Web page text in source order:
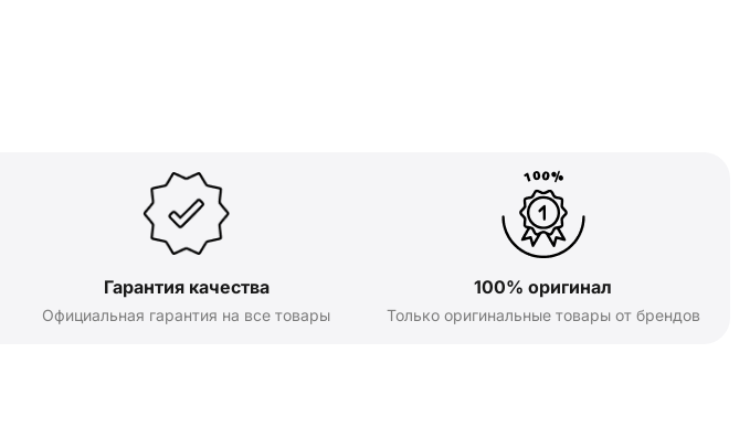
Гарантия качества
Официальная гарантия на все товары
100% оригинал
Только оригинальные товары от брендов